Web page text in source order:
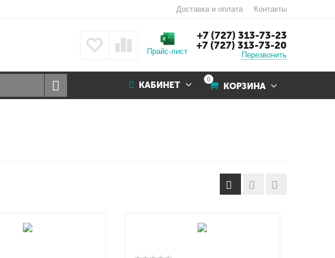
Доставка и оплата Контакты
+7 (727) 313-73-23
+7 (727) 313-73-20
Перезвонить
Прайс-лист
0
КОРЗИНА
КАБИНЕТ